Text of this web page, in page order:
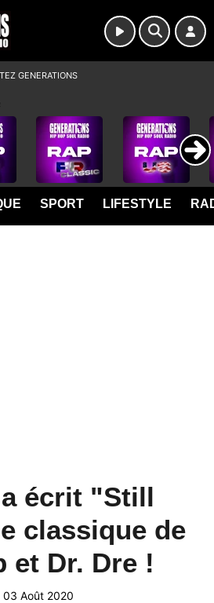
SPORT LIFESTYLE
écrit "Still
classique de
et Dr. Dre !
03 Août 2020
GENERATIONS